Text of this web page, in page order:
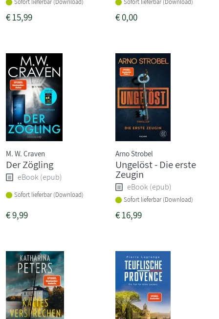
€15,99 €0,00
M. W. Craven
Der Zögling
eBook (epub)
Sofort lieferbar (Download)
€9,99
Arno Strobel
Ungelöst - Die erste
Zeugin
eBook (epub)
Sofort lieferbar (Download)
€16,99